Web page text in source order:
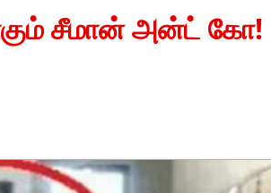
சீமான் அன்ட் கோ!